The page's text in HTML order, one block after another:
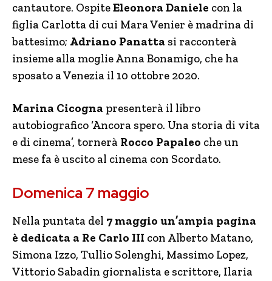
cantautore. OspiteEleonora Daniele con la
figlia Carlotta di cui Mara Venier è madrina di
battesimo; Adriano Panatta si racconterà
insieme alla moglie Anna Bonamigo, che ha
sposato a Venezia il 10 ottobre 2020.
Marina Cicogna presenterà il libro
autobiografico ‘Ancora spero. Una storia di vita
e di cinema’, tornerà Rocco Papaleo che un
mese fa è uscito al cinema con Scordato.
Domenica 7 maggio
Nella puntata del 7 maggio un’ampia pagina
è dedicata a Re Carlo III con Alberto Matano,
Simona Izzo, Tullio Solenghi, Massimo Lopez,
Vittorio Sabadin giornalista e scrittore, Ilaria